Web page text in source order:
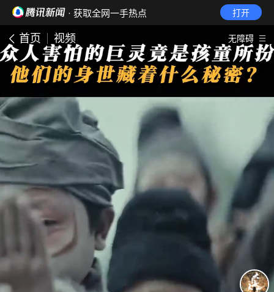
· 获取全网一手热点 打开
首页 视频 无障碍